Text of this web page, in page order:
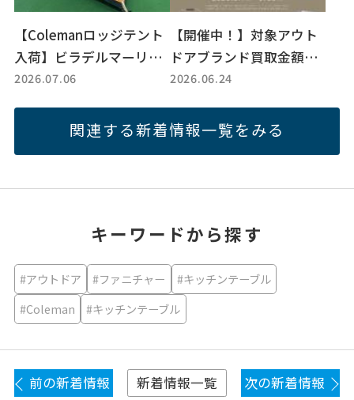
【Colemanロッジテント
入荷】ビラデルマーリバ
イバルで楽しむファミリ
2026.07.06
【開催中！】対象アウト
ドアブランド買取金額2
0％アップキャンペーン
2026.06.24
関連する新着情報一覧をみる
キーワードから探す
#アウトドア #ファニチャー
#キッチンテーブル
#Coleman
#キッチンテーブル
前の新着情報 新着情報一覧 次の新着情報